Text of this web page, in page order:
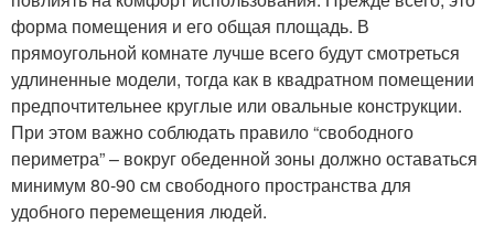
форма помещения и его общая площадь. В
прямоугольной комнате лучше всего будут смотреться
удлиненные модели, тогда как в квадратном помещении
предпочтительнее круглые или овальные конструкции.
При этом важно соблюдать правило “свободного
периметра” – вокруг обеденной зоны должно оставаться
минимум 80-90 см свободного пространства для
удобного перемещения людей.